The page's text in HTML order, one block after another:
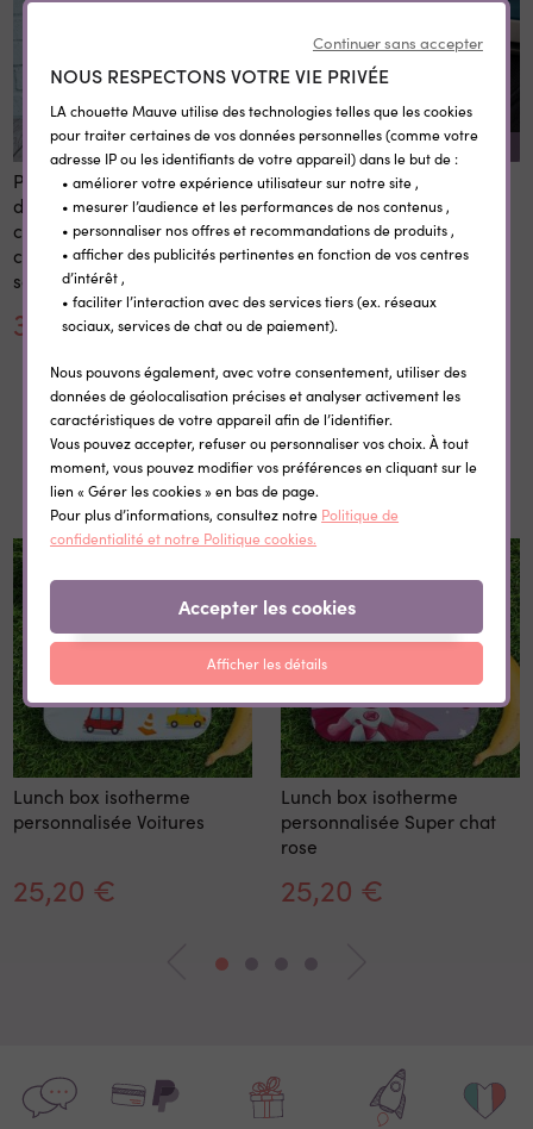
Panneau 1er et dernier jour
d'école personnalisé 20x28
cm en bois réutilisable avec
craie prénom rentrée
scolaire
30,00 €
REMISE SUR LA QUANTITÉ
Etiquettes vêtement
personnalisées
thermocollantes Little Wild
0,35 €
Dans la même catégorie
Lunch box isotherme
personnalisée Voitures
25,20 €
Lunch box isotherme
personnalisée Super chat
rose
25,20 €
Continuer sans accepter
NOUS RESPECTONS VOTRE VIE PRIVÉE
LA chouette Mauve utilise des technologies telles que les cookies
pour traiter certaines de vos données personnelles (comme votre
adresse IP ou les identifiants de votre appareil) dans le but de :
• améliorer votre expérience utilisateur sur notre site ,
• mesurer l’audience et les performances de nos contenus ,
• personnaliser nos offres et recommandations de produits ,
• afficher des publicités pertinentes en fonction de vos centres
d’intérêt ,
• faciliter l’interaction avec des services tiers (ex. réseaux
sociaux, services de chat ou de paiement).
Nous pouvons également, avec votre consentement, utiliser des
données de géolocalisation précises et analyser activement les
caractéristiques de votre appareil afin de l’identifier.
Vous pouvez accepter, refuser ou personnaliser vos choix. À tout
moment, vous pouvez modifier vos préférences en cliquant sur le
lien « Gérer les cookies » en bas de page.
Pour plus d’informations, consultez notre Politique de
confidentialité et notre Politique cookies.
Accepter les cookies
Afficher les détails